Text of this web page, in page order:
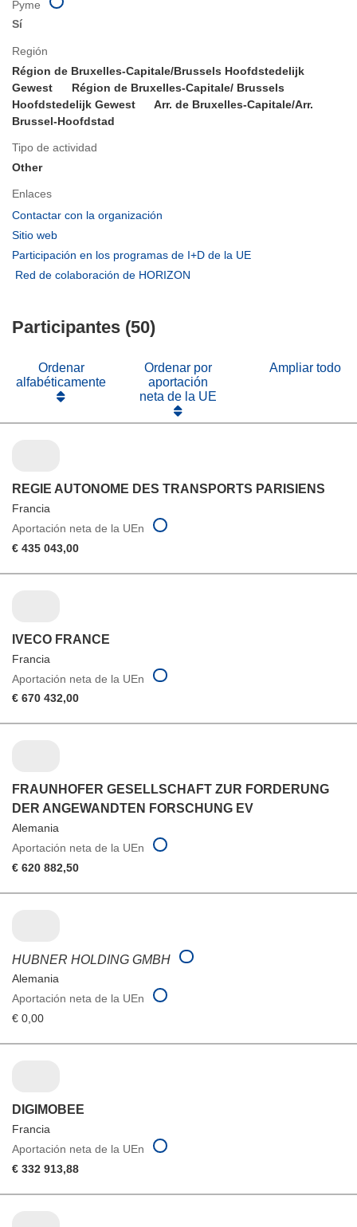
Pyme
Sí
Región
Région de Bruxelles-Capitale/Brussels Hoofdstedelijk
Gewest
Région de Bruxelles-Capitale/ Brussels
Hoofdstedelijk Gewest
Arr. de Bruxelles-Capitale/Arr.
Brussel-Hoofdstad
Tipo de actividad
Other
Enlaces
Contactar con la organización
nueva
Sitio web
abrirá
ventana)
Participación en los programas de I+D de la UE
Red de colaboración de HORIZON
Participantes (50)
Ordenar
alfabéticamente
Ordenar por
aportación
neta de la UE
Ampliar todo
REGIE AUTONOME DES TRANSPORTS PARISIENS
Francia
Aportación neta de la UEn
€ 435 043,00
IVECO FRANCE
Francia
Aportación neta de la UEn
€ 670 432,00
FRAUNHOFER GESELLSCHAFT ZUR FORDERUNG
DER ANGEWANDTEN FORSCHUNG EV
Alemania
Aportación neta de la UEn
€ 620 882,50
HUBNER HOLDING GMBH
Alemania
Aportación neta de la UEn
€ 0,00
DIGIMOBEE
Francia
Aportación neta de la UEn
€ 332 913,88